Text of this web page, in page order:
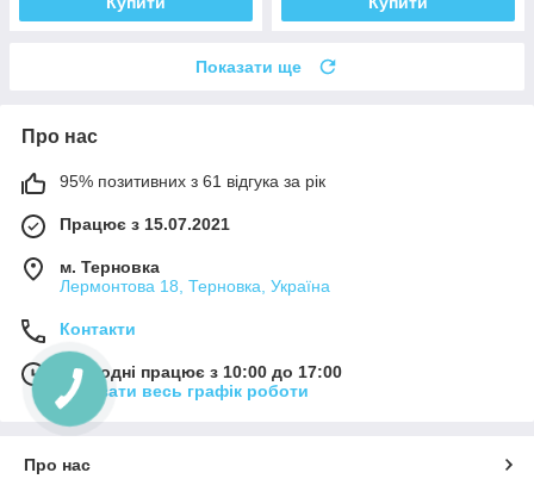
Показати ще
Про нас
95% позитивних з 61 відгука за рік
Працює з 15.07.2021
м. Терновка
Лермонтова 18, Терновка, Україна
Контакти
Сьогодні працює з 10:00 до 17:00
Показати весь графік роботи
Про нас